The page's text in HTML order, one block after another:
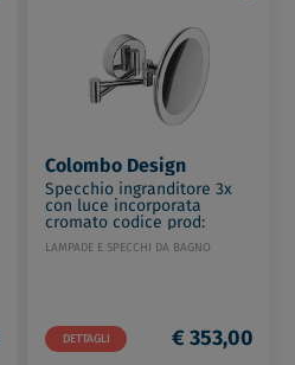
Colombo Design
Specchio ingranditore 3x
con luce incorporata
cromato codice prod:
B97510CR
LAMPADE E SPECCHI DA BAGNO
DETTAGLI € 353,00